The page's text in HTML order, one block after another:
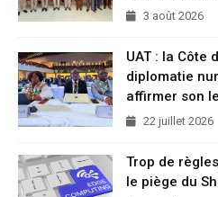
3 août 2026
UAT : la Côte
diplomatie
affirmer son
22 juillet 2026
Trop de
le piège du